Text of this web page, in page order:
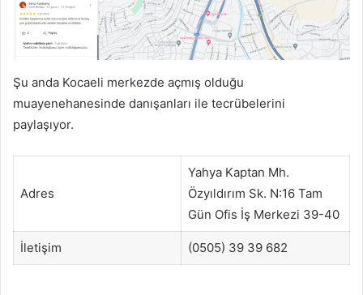
Şu anda Kocaeli merkezde açmış olduğu
muayenehanesinde danışanları ile tecrübelerini
paylaşıyor.
Adres
Yahya Kaptan Mh.
Özyıldırım Sk. N:16 Tam
Gün Ofis İş Merkezi 39-40
İletişim (0505) 39 39 682